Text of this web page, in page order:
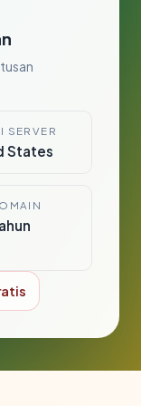
SERVER
States